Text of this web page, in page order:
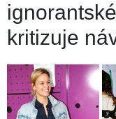
kritizuje